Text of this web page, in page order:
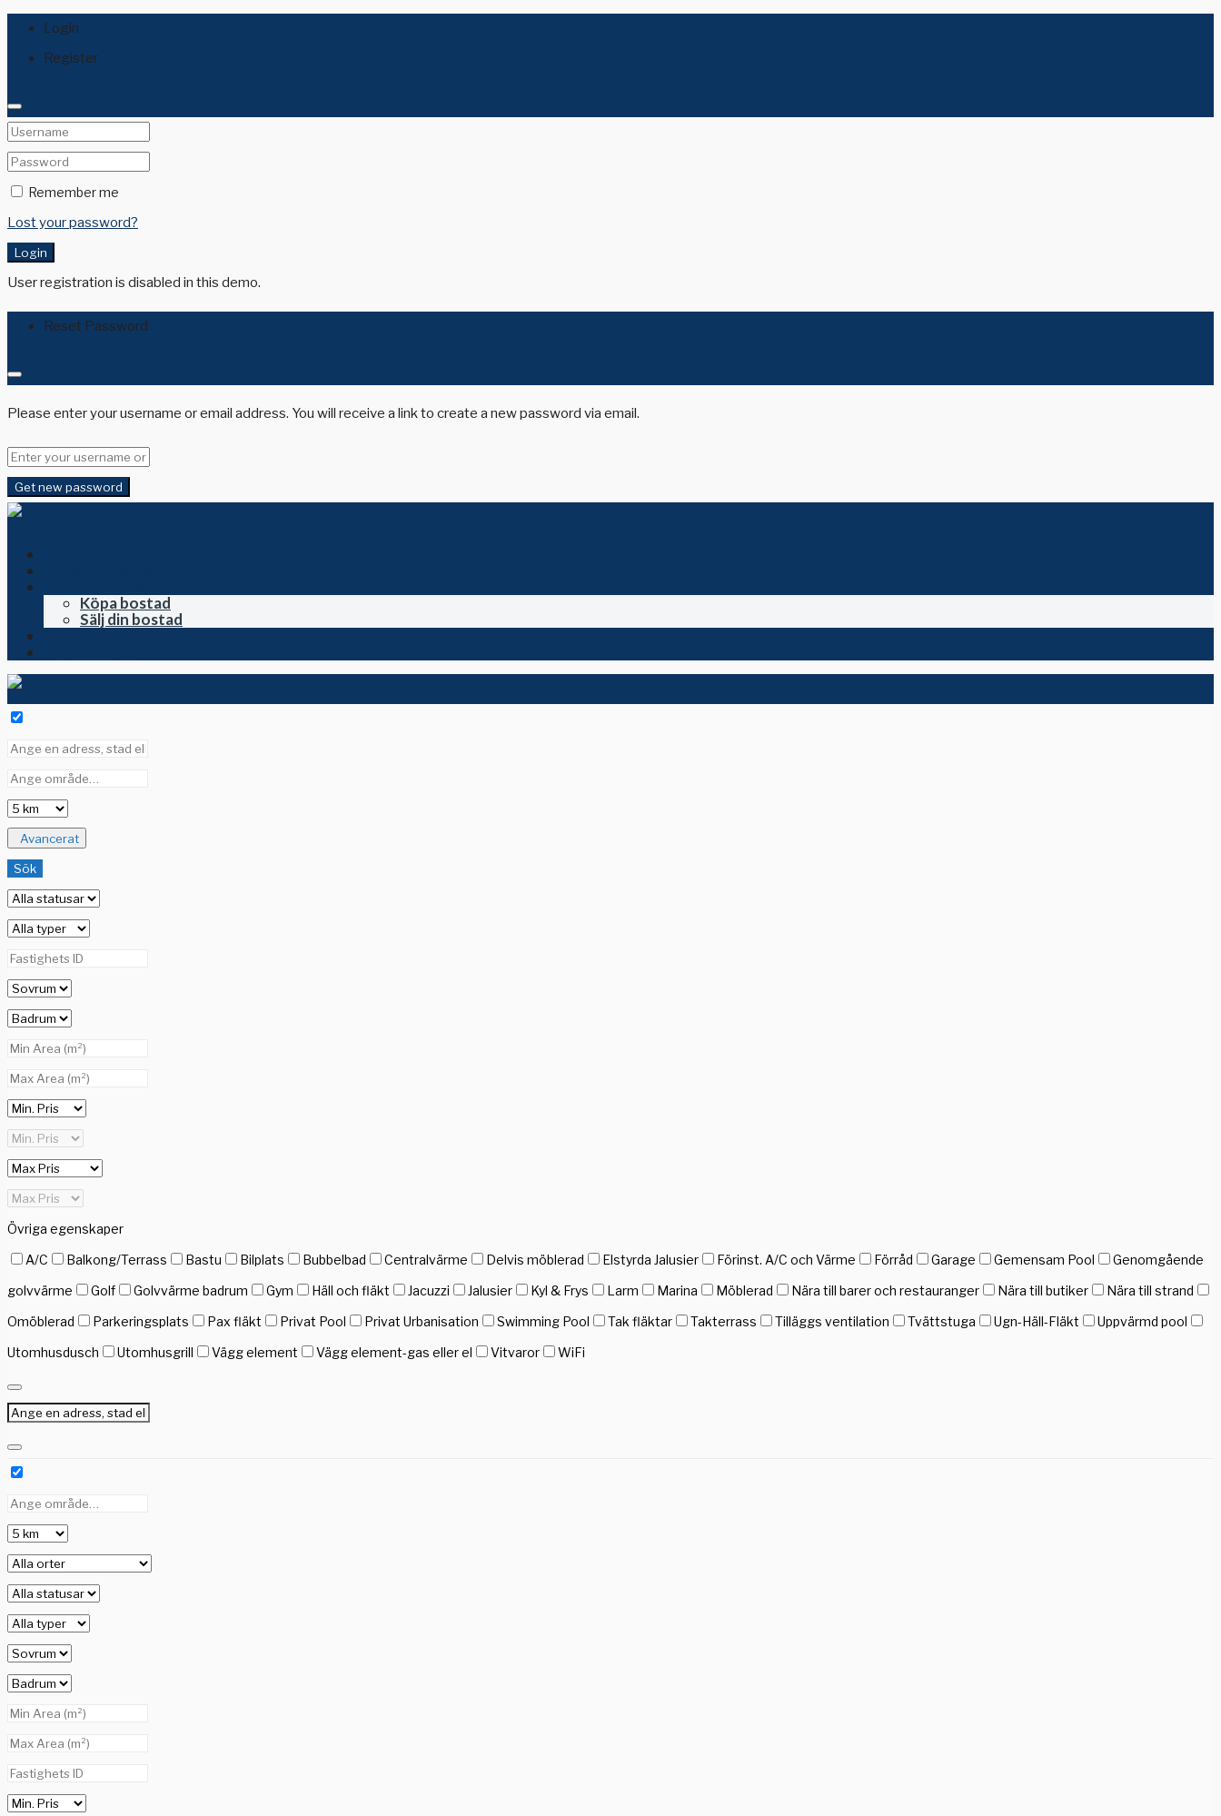
Login
Register
Remember me
Lost your password?
Login
User registration is disabled in this demo.
Reset Password
Please enter your username or email address. You will receive a link to create a new password via email.
Get new password
Köpa bostad
Sälj din bostad
Avancerat
Sök
Övriga egenskaper
A/C
Balkong/Terrass Bastu Bilplats Bubbelbad Centralvärme Delvis möblerad Elstyrda Jalusier Förinst. A/C och Värme Förråd Garage Gemensam Pool
Genomgående
golvvärme
Golf Golvvärme badrum Gym Häll och fläkt Jacuzzi Jalusier Kyl & Frys Larm Marina Möblerad Nära till barer och restauranger Nära till butiker
Nära till strand
Omöblerad
Parkeringsplats Pax fläkt Privat Pool Privat Urbanisation Swimming Pool Tak fläktar Takterrass Tilläggs ventilation Tvättstuga Ugn-Häll-Fläkt
Uppvärmd pool
Utomhusdusch
Utomhusgrill Vägg element Vägg element-gas eller el Vitvaror WiFi